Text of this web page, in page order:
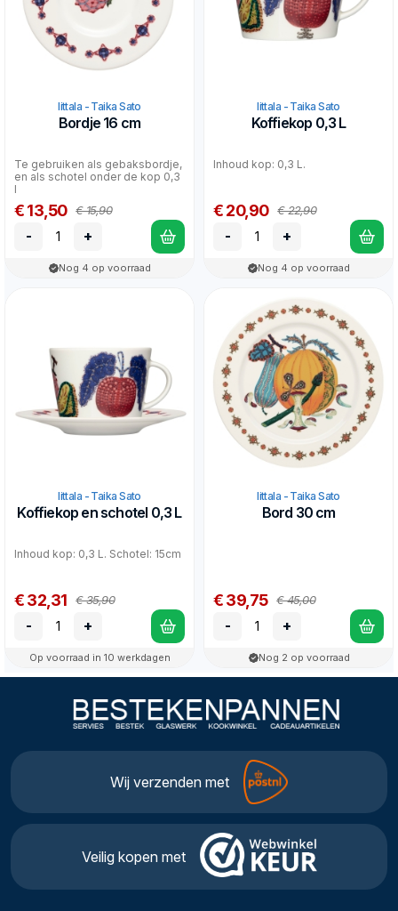
Iittala - Taika Sato
Bordje 16 cm
Te gebruiken als gebaksbordje,
en als schotel onder de kop 0,3
l
€ 13,50 € 15,90
- +
Nog 4 op voorraad
Iittala - Taika Sato
Koffiekop 0,3 L
Inhoud kop: 0,3 L.
€ 20,90 € 22,90
- +
Nog 4 op voorraad
Iittala - Taika Sato
Koffiekop en schotel 0,3 L
Inhoud kop: 0,3 L. Schotel: 15cm
€ 32,31 € 35,90
- +
Op voorraad in 10 werkdagen
Iittala - Taika Sato
Bord 30 cm
€ 39,75 € 45,00
- +
Nog 2 op voorraad
Wij verzenden met
Veilig kopen met